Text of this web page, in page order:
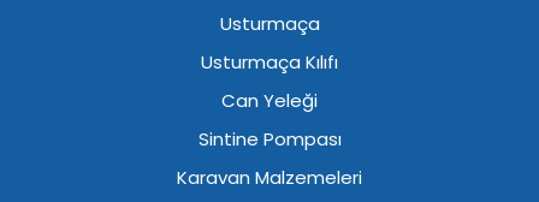
Usturmaça
Usturmaça Kılıfı
Can Yeleği
Sintine Pompası
Karavan Malzemeleri